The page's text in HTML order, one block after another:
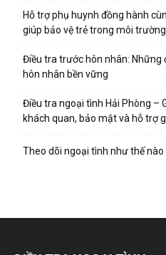
Hỗ trợ phụ huynh đồng hành
giúp bảo vệ trẻ trong môi
Điều tra trước hôn nhân: Những
hôn nhân bền vững
Điều tra ngoại tình Hải Phòng –
khách quan, bảo mật và hỗ trợ
Theo dõi ngoại tình như thế